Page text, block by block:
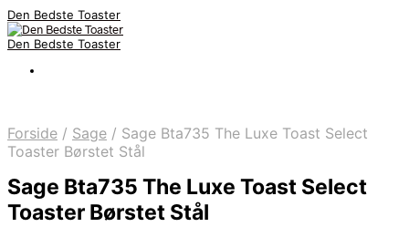
Den Bedste Toaster
Den Bedste Toaster
Forside / Sage / Sage Bta735 The Luxe Toast Select
Toaster Børstet Stål
Sage Bta735 The Luxe Toast Select
Toaster Børstet Stål